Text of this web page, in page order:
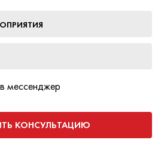
мессенджер
КОНСУЛЬТАЦИЮ